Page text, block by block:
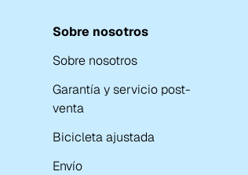
Sobre nosotros
Sobre nosotros
Garantía y servicio post-
venta
Bicicleta ajustada
Envío